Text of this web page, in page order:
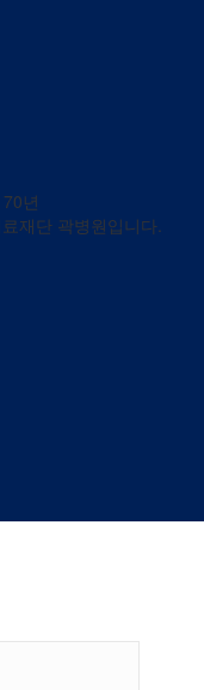
년
재단 곽병원입니다.